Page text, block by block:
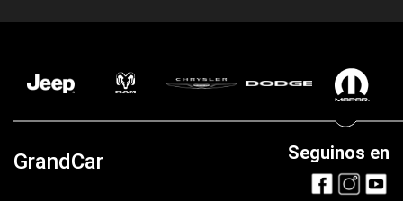
GrandCar Seguinos en